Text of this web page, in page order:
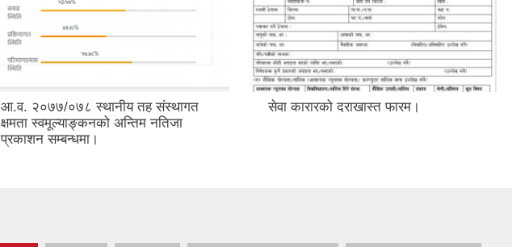
आ.व. २०७७/०७८ स्थानीय तह संस्थागत
क्षमता स्वमूल्याङ्कनको अन्तिम नतिजा
प्रकाशन सम्बन्धमा।
सेवा कारारको दराखास्त फारम।